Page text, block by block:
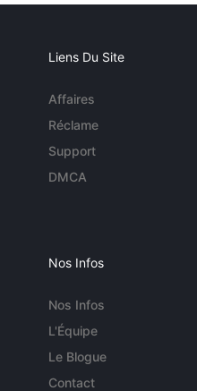
Liens Du Site
Affaires
Réclame
Support
DMCA
Nos Infos
Nos Infos
L'Équipe
Le Blogue
Contact